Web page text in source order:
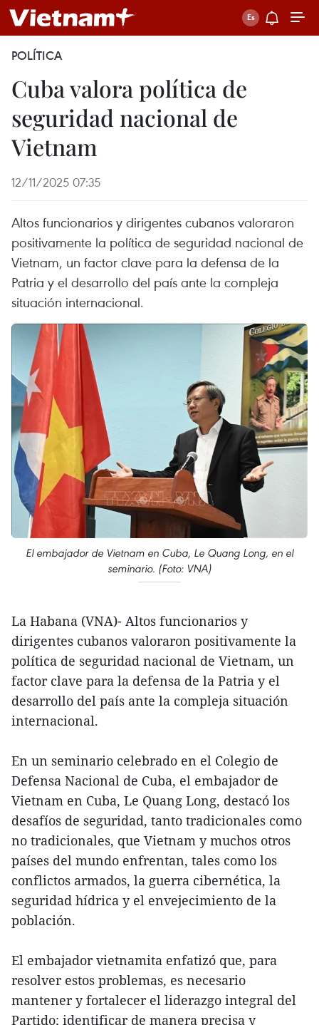
POLÍTICA
Cuba valora política de
seguridad nacional de
Vietnam
12/11/2025 07:35
Altos funcionarios y dirigentes cubanos valoraron
positivamente la política de seguridad nacional de
Vietnam, un factor clave para la defensa de la
Patria y el desarrollo del país ante la compleja
situación internacional.
El embajador de Vietnam en Cuba, Le Quang Long, en el
seminario. (Foto: VNA)
La Habana (VNA)- Altos funcionarios y
dirigentes cubanos valoraron positivamente la
política de seguridad nacional de Vietnam, un
factor clave para la defensa de la Patria y el
desarrollo del país ante la compleja situación
internacional.
En un seminario celebrado en el Colegio de
Defensa Nacional de Cuba, el embajador de
Vietnam en Cuba, Le Quang Long, destacó los
desafíos de seguridad, tanto tradicionales como
no tradicionales, que Vietnam y muchos otros
países del mundo enfrentan, tales como los
conflictos armados, la guerra cibernética, la
seguridad hídrica y el envejecimiento de la
población.
El embajador vietnamita enfatizó que, para
resolver estos problemas, es necesario
mantener y fortalecer el liderazgo integral del
Partido; identificar de manera precisa y